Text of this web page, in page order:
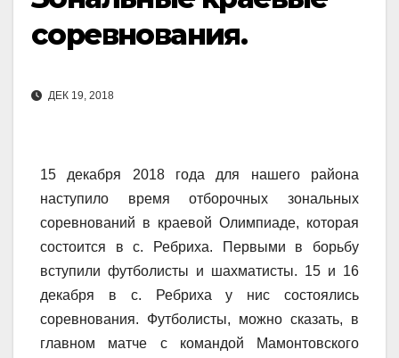
соревнования.
ДЕК 19, 2018
15 декабря 2018 года для нашего района
наступило время отборочных зональных
соревнований в краевой Олимпиаде, которая
состоится в с. Ребриха. Первыми в борьбу
вступили футболисты и шахматисты. 15 и 16
декабря в с. Ребриха у нис состоялись
соревнования. Футболисты, можно сказать, в
главном матче с командой Мамонтовского